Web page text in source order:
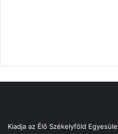
Kiadja az Élő Székelyföld